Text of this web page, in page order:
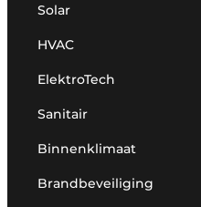
Solar
HVAC
ElektroTech
Sanitair
Binnenklimaat
Brandbeveiliging